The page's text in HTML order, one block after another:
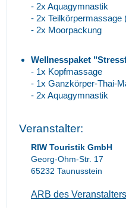
- 2x Aquagymnastik
- 2x Teilkörpermassage
- 2x Moorpackung
Wellnesspaket
- 1x Kopfmassage
- 1x Ganzkörper-Thai-
- 2x Aquagymnastik
Veranstalter:
RIW Touristik GmbH
Georg-Ohm-Str. 17
65232 Taunusstein
ARB des Veranstalters